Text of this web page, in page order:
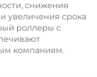
снижения
увеличения срока
роллеры с
компаниям.